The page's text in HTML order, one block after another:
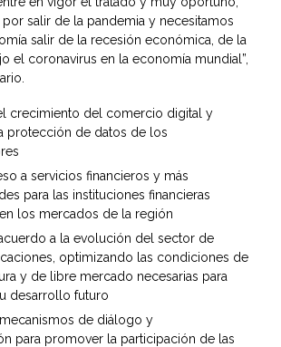
salir de la pandemia y necesitamos
salir de la recesión económica, de la
el coronavirus en la economía mundial”,
crecimiento del comercio digital y
protección de datos de los
a servicios financieros y más
para las instituciones financieras
los mercados de la región
a la evolución del sector de
optimizando las condiciones de
y de libre mercado necesarias para
desarrollo futuro
de diálogo y
para promover la participación de las